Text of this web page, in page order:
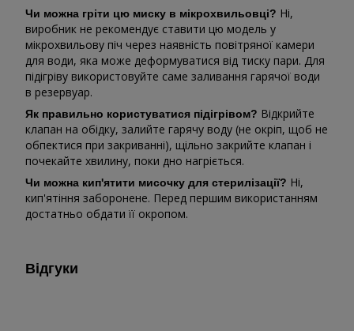
Чи можна гріти цю миску в мікрохвильовці? Ні,
виробник не рекомендує ставити цю модель у
мікрохвильову піч через наявність повітряної камери
для води, яка може деформуватися від тиску пари. Для
підігріву використовуйте саме заливання гарячої води
в резервуар.
Як правильно користуватися підігрівом? Відкрийте
клапан на обідку, залийте гарячу воду (не окріп, щоб не
обпектися при закриванні), щільно закрийте клапан і
почекайте хвилину, поки дно нагріється.
Чи можна кип'ятити мисочку для стерилізації? Ні,
кип'ятіння заборонене. Перед першим використанням
достатньо обдати її окропом.
Відгуки